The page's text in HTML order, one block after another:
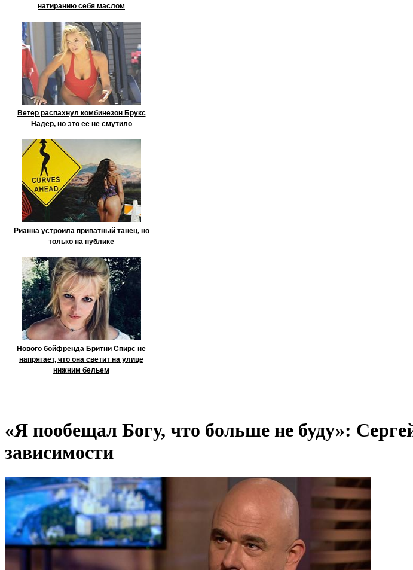
натиранию себя маслом
Ветер распахнул комбинезон Брукс
Надер, но это её не смутило
Рианна устроила приватный танец, но
только на публике
Нового бойфренда Бритни Спирс не
напрягает, что она светит на улице
нижним бельем
«Я пообещал Богу, что больше не буду»:
зависимости